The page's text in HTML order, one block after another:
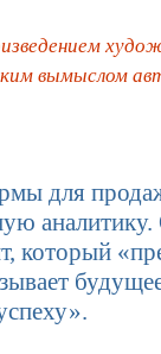
вымыслом
для
который